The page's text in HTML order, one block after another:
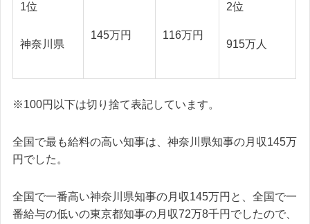
1位
神奈川県
145万円 116万円
2位
915万人
※100円以下は切り捨て表記しています。
全国で最も給料の高い知事は、神奈川県知事の月収145万
円でした。
全国で一番高い神奈川県知事の月収145万円と、全国で一
番給与の低いの東京都知事の月収72万8千円でしたので、